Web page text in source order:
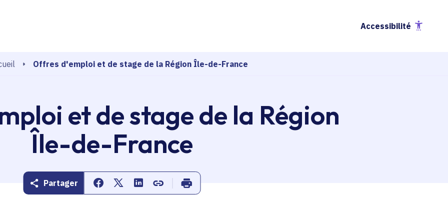
Accessibilité
Offres d'emploi et de stage de la Région Île-de-France
et de stage de la Région
Île-de-France
Partager Partager sur Facebook
Partager sur Twitter
Partager sur Linkedin
Copier dans le presse-papier
Imprimer